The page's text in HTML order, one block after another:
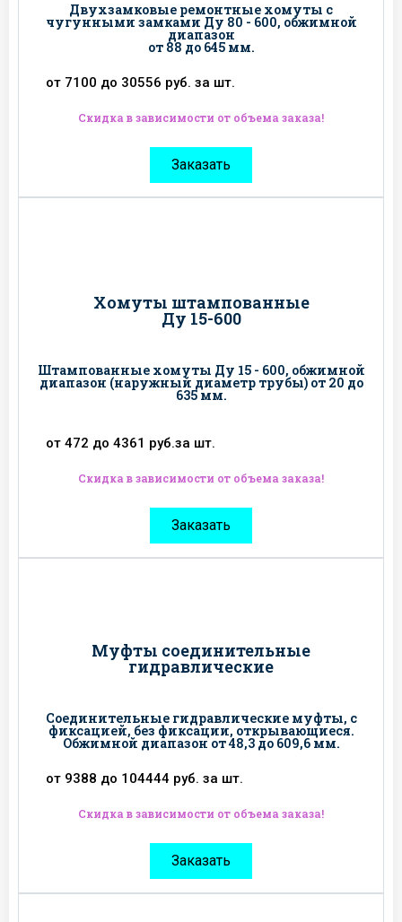
Двухзамковые ремонтные хомуты с
чугунными замками Ду 80 - 600, обжимной
диапазон
от 88 до 645 мм.
от 7100 до 30556 руб. за шт.
Скидка в зависимости от объема заказа!
Заказать
Хомуты штампованные
Ду 15-600
Штампованные хомуты Ду 15 - 600, обжимной
диапазон (наружный диаметр трубы) от 20 до
635 мм.
от 472 до 4361 руб.за шт.
Скидка в зависимости от объема заказа!
Заказать
Муфты соединительные
гидравлические
Соединительные гидравлические муфты, с
фиксацией, без фиксации, открывающиеся.
Обжимной диапазон от 48,3 до 609,6 мм.
от 9388 до 104444 руб. за шт.
Скидка в зависимости от объема заказа!
Заказать